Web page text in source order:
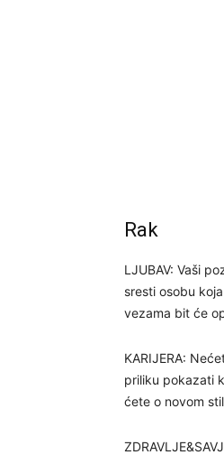
Rak
LJUBAV: Vaši
sresti osobu
vezama bit će
KARIJERA:
priliku pokazati
ćete o novom